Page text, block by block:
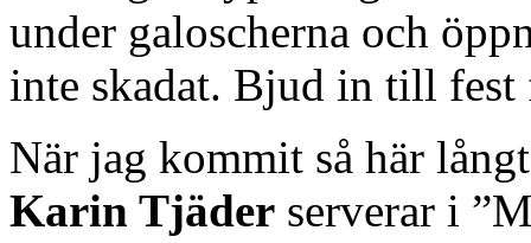
under galoscherna och
inte skadat. Bjud in till fest
När jag kommit så här
Karin Tjäder serverar i